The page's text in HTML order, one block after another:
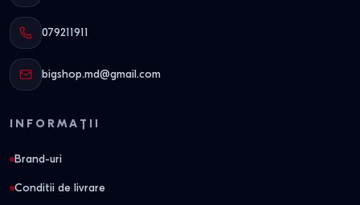
079211911
bigshop.md@gmail.com
INFORMAȚII
Brand-uri
Conditii de livrare